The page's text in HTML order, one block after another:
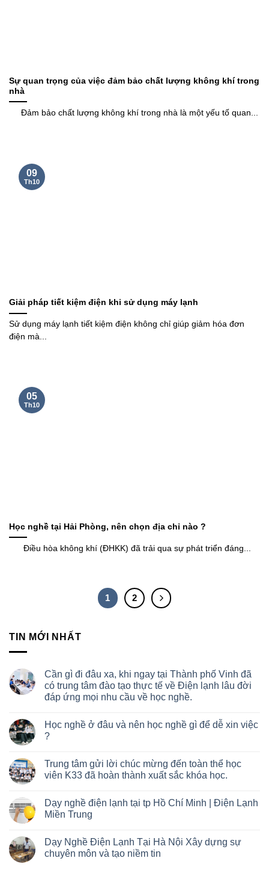
Sự quan trọng của việc đảm bảo chất lượng không khí trong
nhà
Đảm bảo chất lượng không khí trong nhà là một yếu tố quan...
Giải pháp tiết kiệm điện khi sử dụng máy lạnh
Sử dụng máy lạnh tiết kiệm điện không chỉ giúp giảm hóa đơn
điện mà...
09
Th10
Học nghề tại Hải Phòng, nên chọn địa chỉ nào ?
Điều hòa không khí (ĐHKK) đã trải qua sự phát triển đáng...
05
Th10
1 2
TIN MỚI NHẤT
Cần gì đi đâu xa, khi ngay tại Thành phố Vinh đã
có trung tâm đào tạo thực tế về Điện lạnh lâu đời
đáp ứng mọi nhu cầu về học nghề.
Học nghề ở đâu và nên học nghề gì để dễ xin việc
?
Trung tâm gửi lời chúc mừng đến toàn thể học
viên K33 đã hoàn thành xuất sắc khóa học.
Dạy nghề điện lạnh tại tp Hồ Chí Minh | Điện Lạnh
Miền Trung
Dạy Nghề Điện Lạnh Tại Hà Nội Xây dựng sự
chuyên môn và tạo niềm tin